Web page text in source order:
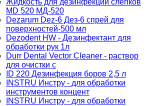
Жидкость для дезинфекции слепков
MD 520 МД-520
Dezarum Dez-6 Дез-6 спрей для
поверхностей-500 мл
Dezodent HW - Дезинфектант для
обработки рук 1л
Durr Dental Vector Cleaner - раствор
для очистки с
ID 220 Дезинфекция боров 2,5 л
INSTRU Инстру - для обработки
инструментов концент
INSTRU Инстру - для обработки